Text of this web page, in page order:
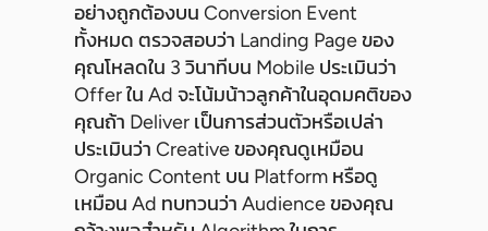
อย่างถูกต้องบน Conversion Event
ทั้งหมด ตรวจสอบว่า Landing Page ของ
คุณโหลดใน 3 วินาทีบน Mobile ประเมินว่า
Offer ใน Ad จะโน้มน้าวลูกค้าในอุดมคติของ
คุณถ้า Deliver เป็นการส่วนตัวหรือเปล่า
ประเมินว่า Creative ของคุณดูเหมือน
Organic Content บน Platform หรือดู
เหมือน Ad ทบทวนว่า Audience ของคุณ